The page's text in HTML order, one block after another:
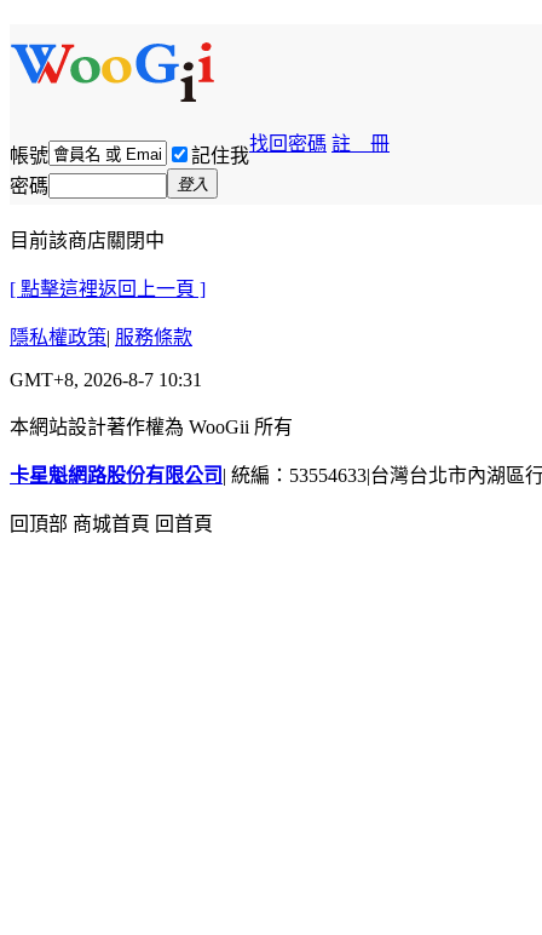
帳號 記住我
找回密碼 註 冊
密碼 登入
目前該商店關閉中
[ 點擊這裡返回上一頁 ]
隱私權政策| 服務條款
GMT+8, 2026-8-7 10:31
本網站設計著作權為 WooGii 所有
卡星魁網路股份有限公司 | 統編：53554633|台灣台北市內湖區
回頂部 商城首頁 回首頁